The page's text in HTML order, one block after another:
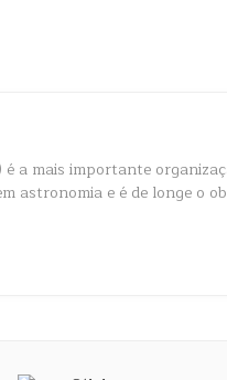
a mais importante
astronomia e é de longe o